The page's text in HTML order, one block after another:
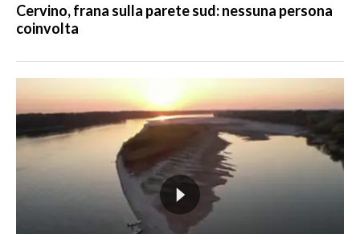
Cervino, frana sulla parete sud: nessuna persona
coinvolta